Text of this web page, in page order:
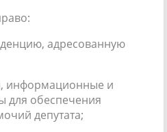
адресованную
информационные и
для обеспечения
депутата;